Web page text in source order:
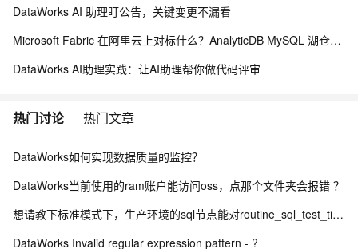
DataWorks AI 助理盯公告，关键变更不漏看
Microsoft Fabric 在阿里云上对标什么？AnalyticDB MySQL 湖仓一体统一分析方案
DataWorks AI助理实践：让AI助理帮你做代码评审
热门讨论 热门文章
DataWorks如何实现数据质量的监控？
DataWorks当前使用的ram账户能访问oss，点那个文件夹会报错 ？
想请教下标准模式下，生产环境的sql节点能对routine_sql_test_tianyi进行sel
DataWorks Invalid regular expression pattern - ?